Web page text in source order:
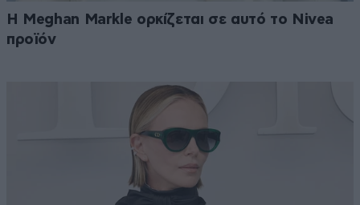
Η Meghan Markle ορκίζεται σε αυτό το Nivea
προϊόν